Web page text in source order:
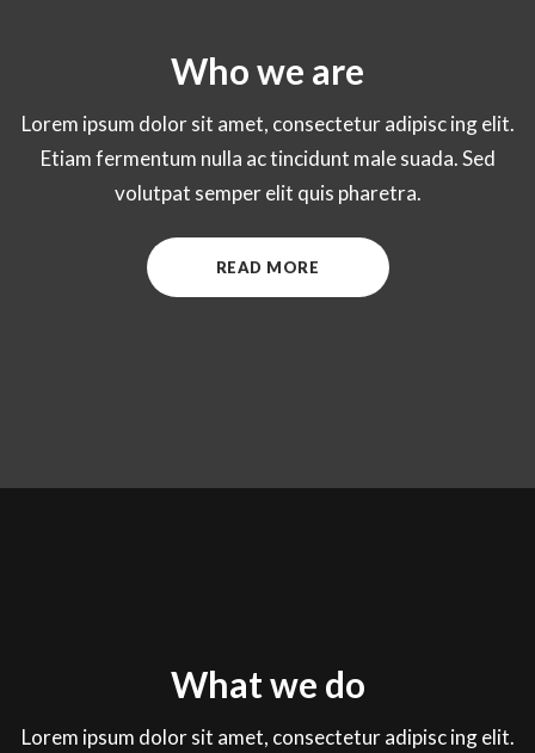
Who we are
Lorem ipsum dolor sit amet, consectetur adipisc ing elit.
Etiam fermentum nulla ac tincidunt male suada. Sed
volutpat semper elit quis pharetra.
READ MORE
What we do
Lorem ipsum dolor sit amet, consectetur adipisc ing elit.